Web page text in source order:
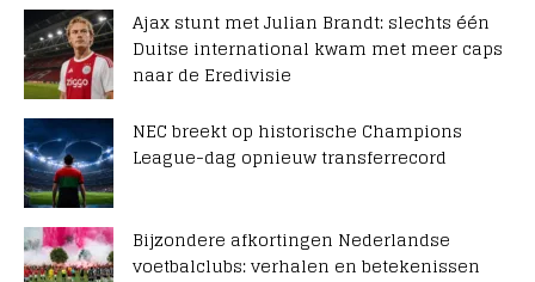
Ajax stunt met Julian Brandt: slechts één
Duitse international kwam met meer caps
naar de Eredivisie
NEC breekt op historische Champions
League-dag opnieuw transferrecord
Bijzondere afkortingen Nederlandse
voetbalclubs: verhalen en betekenissen